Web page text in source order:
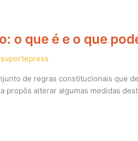
o que é e o que
suportepress
de regras constitucionais que
propôs alterar algumas medidas